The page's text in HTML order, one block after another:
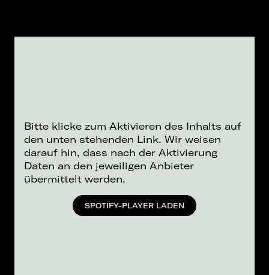
Bitte klicke zum Aktivieren des Inhalts auf
den unten stehenden Link. Wir weisen
darauf hin, dass nach der Aktivierung
Daten an den jeweiligen Anbieter
übermittelt werden.
SPOTIFY-PLAYER LADEN